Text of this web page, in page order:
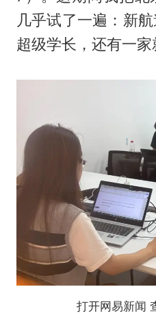
几乎试了一遍：新
超级学长，还有一家
打开网易新闻